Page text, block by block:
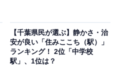
【千葉県民が選ぶ】静かさ・治
安が良い「住みここち（駅）」
ランキング！ 2位「中学校
駅」、1位は？